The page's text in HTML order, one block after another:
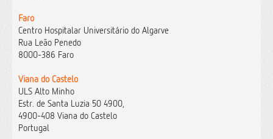
Faro
Centro Hospitalar Universitário do Algarve
Rua Leão Penedo
8000-386 Faro
Viana do Castelo
ULS Alto Minho
Estr. de Santa Luzia 50 4900,
4900-408 Viana do Castelo
Portugal